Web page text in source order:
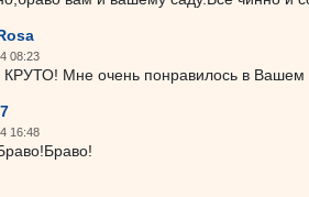
08:23
Мне очень понравилось в Вашем
16:48